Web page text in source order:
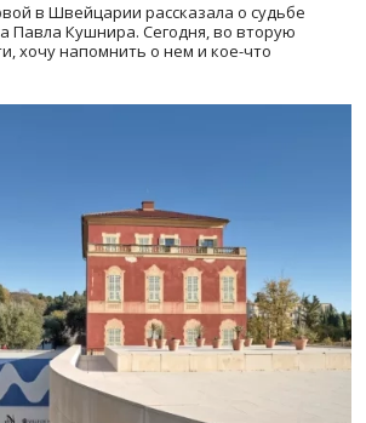
в Швейцарии рассказала о судьбе
Павла Кушнира. Сегодня, во вторую
хочу напомнить о нем и кое-что